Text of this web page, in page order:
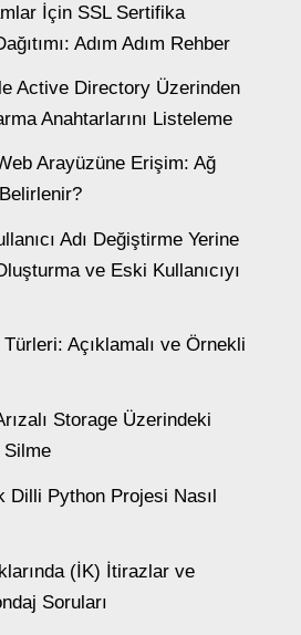
İçin SSL Sertifika
Adım Adım Rehber
Active Directory Üzerinden
Anahtarlarını Listeleme
Arayüzüne Erişim: Ağ
Adı Değiştirme Yerine
ve Eski Kullanıcıyı
Açıklamalı ve Örnekli
Storage Üzerindeki
Silme
Dilli Python Projesi Nasıl
(İK) İtirazlar ve
Soruları